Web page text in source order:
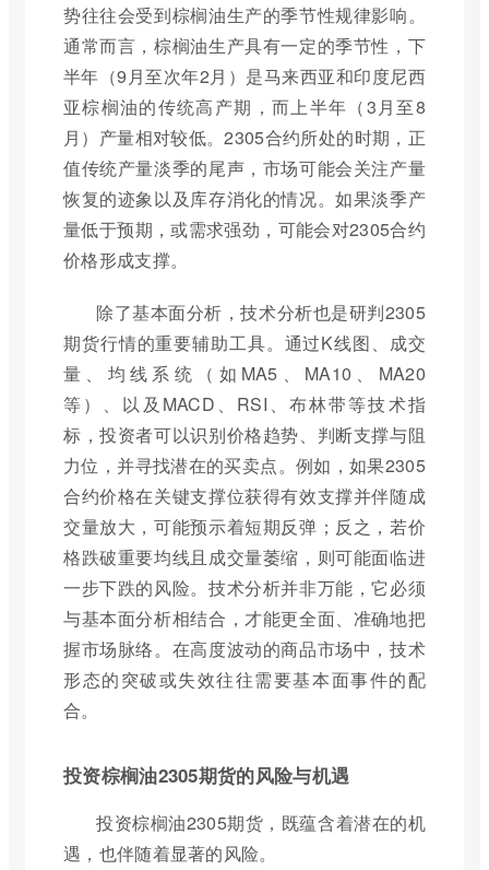
势往往会受到棕榈油生产的季节性规律影响。
通常而言，棕榈油生产具有一定的季节性，下
半年（9月至次年2月）是马来西亚和印度尼西
亚棕榈油的传统高产期，而上半年（3月至8
月）产量相对较低。2305合约所处的时期，正
值传统产量淡季的尾声，市场可能会关注产量
恢复的迹象以及库存消化的情况。如果淡季产
量低于预期，或需求强劲，可能会对2305合约
价格形成支撑。
除了基本面分析，技术分析也是研判2305
期货行情的重要辅助工具。通过K线图、成交
量、均线系统（如MA5、MA10、MA20
等）、以及MACD、RSI、布林带等技术指
标，投资者可以识别价格趋势、判断支撑与阻
力位，并寻找潜在的买卖点。例如，如果2305
合约价格在关键支撑位获得有效支撑并伴随成
交量放大，可能预示着短期反弹；反之，若价
格跌破重要均线且成交量萎缩，则可能面临进
一步下跌的风险。技术分析并非万能，它必须
与基本面分析相结合，才能更全面、准确地把
握市场脉络。在高度波动的商品市场中，技术
形态的突破或失效往往需要基本面事件的配
合。
投资棕榈油2305期货的风险与机遇
投资棕榈油2305期货，既蕴含着潜在的机
遇，也伴随着显著的风险。